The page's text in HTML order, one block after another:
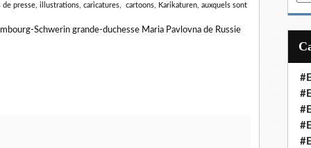
presse, illustrations, caricatures, cartoons, Karikaturen, auxquels sont
Schwerin grande-duchesse Maria Pavlovna de Russie